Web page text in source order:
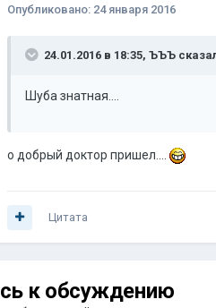
Опубликовано: 24 января 2016
24.01.2016 в 18:35, ЪЪЪ
Шуба знатная....
о добрый доктор пришел....
Цитата
к обсуждению